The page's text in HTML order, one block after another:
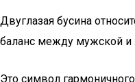
Двуглазая бусина
баланс между мужской и
Это символ